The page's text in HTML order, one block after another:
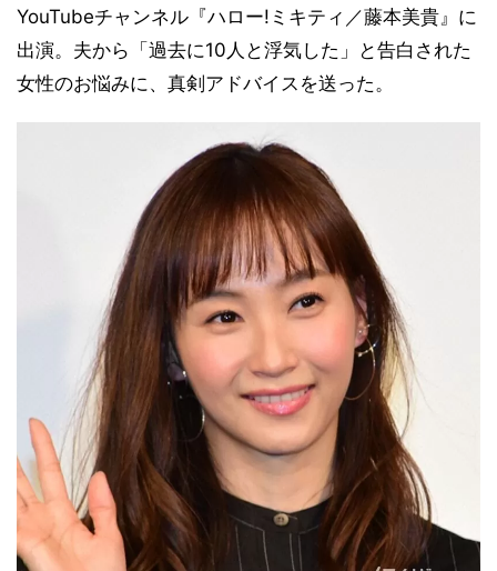
YouTubeチャンネル『ハロー!ミキティ／藤本美貴』に
出演。夫から「過去に10人と浮気した」と告白された
女性のお悩みに、真剣アドバイスを送った。